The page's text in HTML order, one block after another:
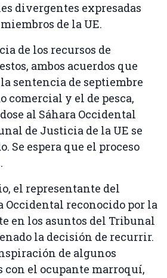
divergentes expresadas
de la UE.
de los recursos de
ambos acuerdos que
sentencia de septiembre
comercial y el de pesca,
al Sáhara Occidental
de Justicia de la UE se
Se espera que el proceso
el representante del
Occidental reconocido por la
en los asuntos del Tribunal
la decisión de recurrir.
de algunos
con el ocupante marroquí,